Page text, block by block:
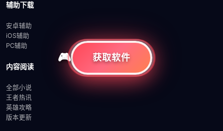
辅助下载
安卓辅助
iOS辅助
PC辅助
内容阅读
全部小说
王者热讯
英雄攻略
版本更新
获取软件